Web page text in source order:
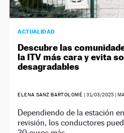
ACTUALIDAD
Descubre las
la ITV más cara y evita
desagradables
ELENA SANZ BARTOLOMÉ | 31/03/2025|
Dependiendo de la estación
revisión, los conductores